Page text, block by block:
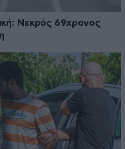
Νεκρός 69χρονος